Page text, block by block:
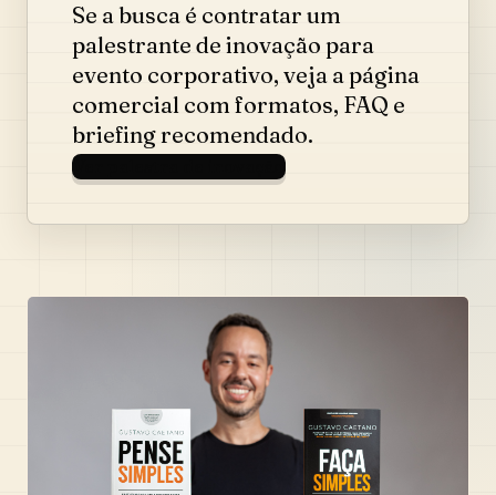
Se a busca é contratar um
palestrante de inovação para
evento corporativo, veja a página
comercial com formatos, FAQ e
briefing recomendado.